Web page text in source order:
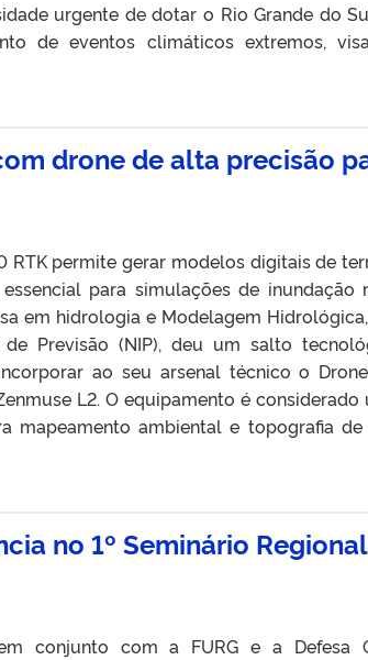
urgente de dotar o Rio Grande do
de eventos climáticos extremos,
drone de alta precisão
RTK permite gerar modelos digitais de
para simulações de inundação
em hidrologia e Modelagem
Previsão (NIP), deu um salto
ao seu arsenal técnico o
L2. O equipamento é considerado
mapeamento ambiental e topografia
no 1º Seminário Regional
conjunto com a FURG e a Defesa